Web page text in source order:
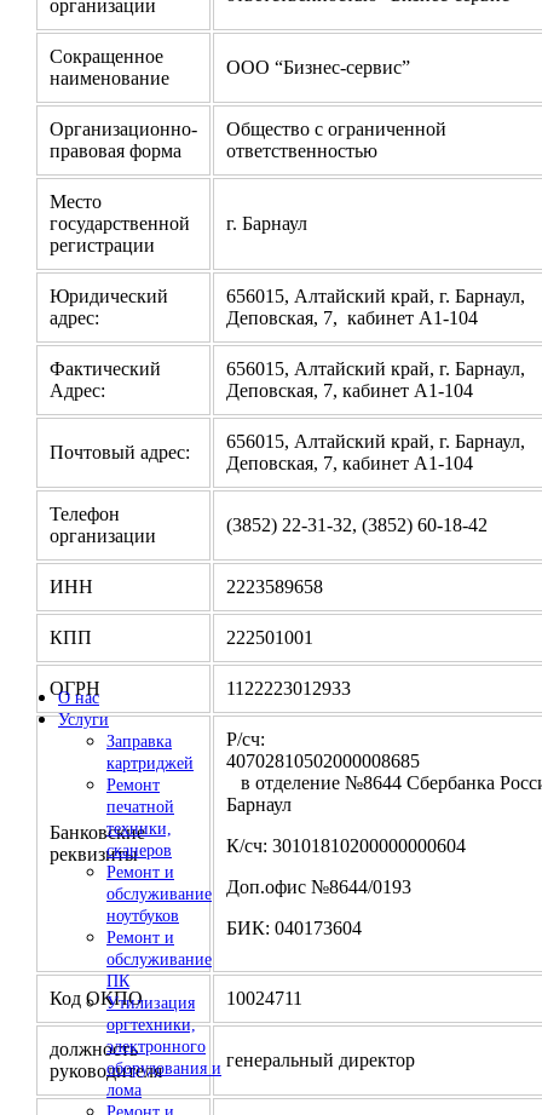
О нас
Услуги
Заправка
картриджей
Ремонт
печатной
техники,
сканеров
Ремонт и
обслуживание
ноутбуков
Ремонт и
обслуживание
ПК
Утилизация
оргтехники,
электронного
оборудования и
лома
организации
Сокращенное
наименование
ООО “Бизнес-сервис”
Организационно-
правовая форма
Общество с ограниченной
ответственностью
Место
государственной
регистрации
г. Барнаул
Юридический
адрес:
656015, Алтайский край, г. Барнаул,
Деповская, 7, кабинет А1-104
Фактический
Адрес:
656015, Алтайский край, г. Барнаул,
Деповская, 7, кабинет А1-104
Почтовый адрес:
656015, Алтайский край, г. Барнаул,
Деповская, 7, кабинет А1-104
Телефон
организации
(3852) 22-31-32, (3852) 60-18-42
ИНН 2223589658
КПП 222501001
ОГРН 1122223012933
Банковские
реквизиты
Р/сч:
в отделение №8644 Сбербанка
Барнаул
К/сч: 30101810200000000604
Доп.офис №8644/0193
БИК: 040173604
Код ОКПО 10024711
должность
руководителя
генеральный директор